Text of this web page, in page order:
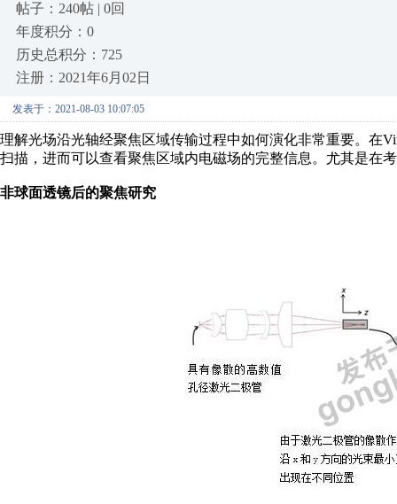
帖子：240帖 | 0回
年度积分：0
历史总积分：725
注册：2021年6月02日
发表于：2021-08-03 10:07:05
理解光场沿光轴经聚焦区域传输过程中如何演化非常重要。在
扫描，进而可以查看聚焦区域内电磁场的完整信息。尤其是在
非球面透镜后的聚焦研究